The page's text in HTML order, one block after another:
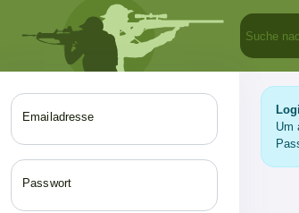
Emailadresse
Passwort
Um